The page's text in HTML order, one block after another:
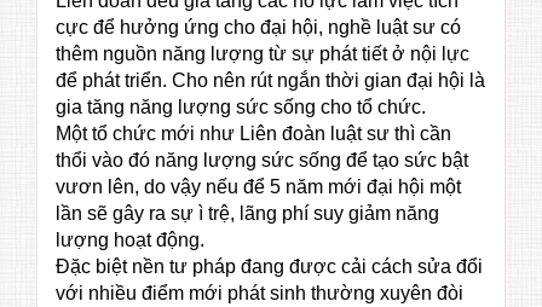
cực để hưởng ứng cho đại hội, nghề luật sư có
thêm nguồn năng lượng từ sự phát tiết ở nội lực
để phát triển. Cho nên rút ngắn thời gian đại hội là
gia tăng năng lượng sức sống cho tổ chức.
Một tổ chức mới như Liên đoàn luật sư thì cần
thổi vào đó năng lượng sức sống để tạo sức bật
vươn lên, do vậy nếu để 5 năm mới đại hội một
lần sẽ gây ra sự ì trệ, lãng phí suy giảm năng
lượng hoạt động.
Đặc biệt nền tư pháp đang được cải cách sửa đổi
với nhiều điểm mới phát sinh thường xuyên đòi